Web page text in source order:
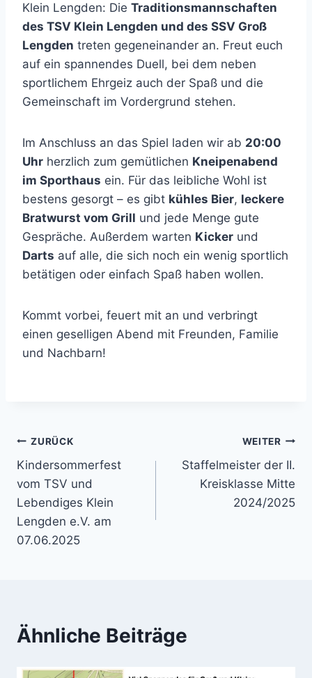
Klein Lengden: Die Traditionsmannschaften
des TSV Klein Lengden und des SSV Groß
Lengden treten gegeneinander an. Freut euch
auf ein spannendes Duell, bei dem neben
sportlichem Ehrgeiz auch der Spaß und die
Gemeinschaft im Vordergrund stehen.
Im Anschluss an das Spiel laden wir ab 20:00
Uhr herzlich zum gemütlichen Kneipenabend
im Sporthaus ein. Für das leibliche Wohl ist
bestens gesorgt – es gibt kühles Bier, leckere
Bratwurst vom Grill und jede Menge gute
Gespräche. Außerdem warten Kicker und
Darts auf alle, die sich noch ein wenig sportlich
betätigen oder einfach Spaß haben wollen.
Kommt vorbei, feuert mit an und verbringt
einen geselligen Abend mit Freunden, Familie
und Nachbarn!
Beitragsnavigation
ZURÜCK
Kindersommerfest
vom TSV und
Lebendiges Klein
Lengden e.V. am
07.06.2025
WEITER
Staffelmeister der II.
Kreisklasse Mitte
2024/2025
Ähnliche Beiträge